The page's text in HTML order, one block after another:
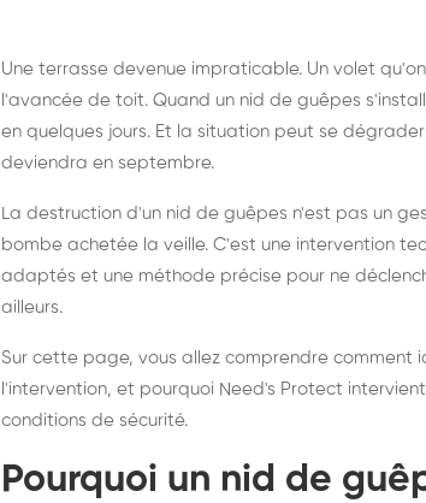
Destruction de nid de
frelons asiatiques :
intervention partout en
France
Une terrasse devenue impraticable. Un volet
l'avancée de toit. Quand un nid de guêpes
en quelques jours. Et la situation peut se
deviendra en septembre.
La destruction d'un nid de guêpes n'est pas un
bombe achetée la veille. C'est une intervention
adaptés et une méthode précise pour ne
ailleurs.
Sur cette page, vous allez comprendre comment
l'intervention, et pourquoi Need's Protect
conditions de sécurité.
Pourquoi un nid de